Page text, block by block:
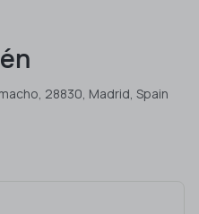
28830, Madrid, Spain